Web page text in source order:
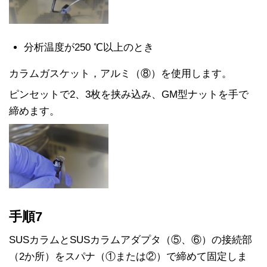
分析温度が250 ℃以上のとき
カラムガスケット，アルミ（⑧）を使用します。
ピンセットで2、3枚を挟み込み、GM型ナットを手で
締めます。
手順7
SUSカラムとSUSカラムアダプタ（⑤、⑥）の接続部
（2か所）をスパナ（①または②）で締めて固定しま